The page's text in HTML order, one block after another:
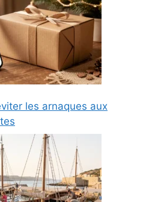
les arnaques aux